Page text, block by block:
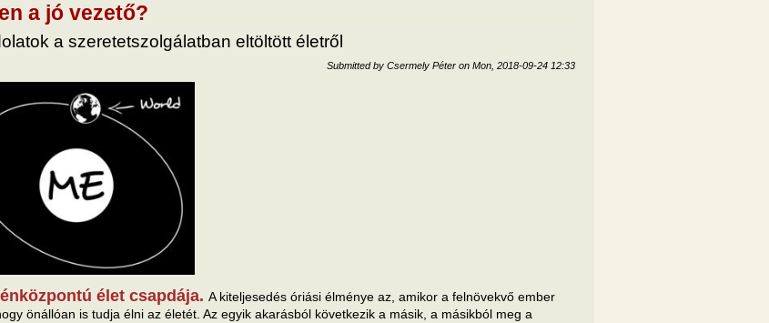
a jó vezető?
a szeretetszolgálatban eltöltött életről
Submitted by Csermely Péter on Mon, 2018-09-24 12:33
élet csapdája. A kiteljesedés óriási élménye az, amikor a felnövekvő ember
önállóan is tudja élni az életét. Az egyik akarásból következik a másik, a másikból meg a